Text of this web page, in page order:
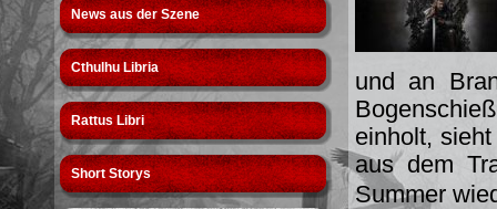
News aus der Szene
Cthulhu Libria
Rattus Libri
Short Storys
und an
einholt,
aus dem
Summer